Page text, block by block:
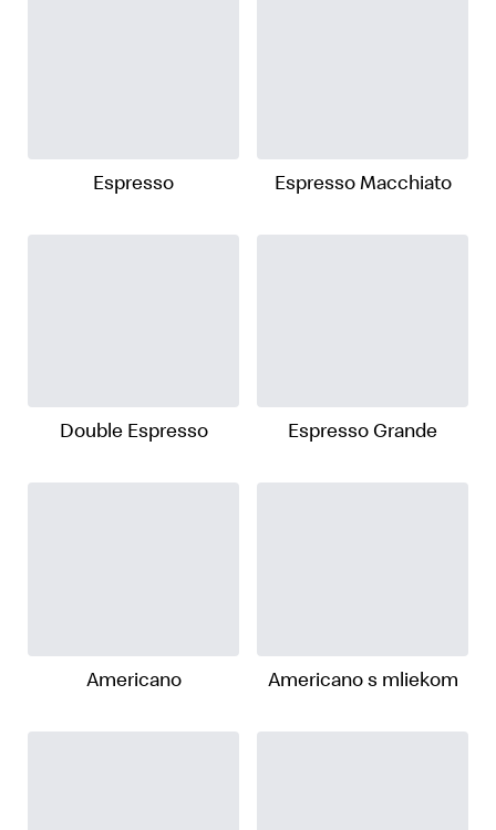
Espresso Espresso Macchiato
Double Espresso Espresso Grande
Americano Americano s mliekom